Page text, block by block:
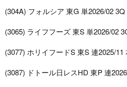
(304A) フォルシア 東G 単2026/02 3Q
(3065) ライフフーズ 東S 単2026/02
(3077) ホリイフードS 東S 連2025/11
(3087) ドトール日レスHD 東P 連